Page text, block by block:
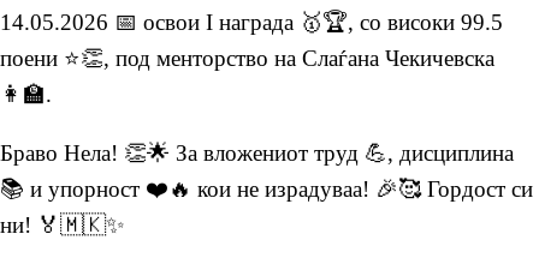
14.05.2026 📅 освои I награда 🥇🏆, со високи 99.5
поени ⭐👏, под менторство на Слаѓана Чекичевска
👩‍🏫.
Браво Нела! 👏🌟 За вложениот труд 💪, дисциплина
📚 и упорност ❤️🔥 кои не израдуваа! 🎉🥰 Гордост си
ни! 🏅🇲🇰✨